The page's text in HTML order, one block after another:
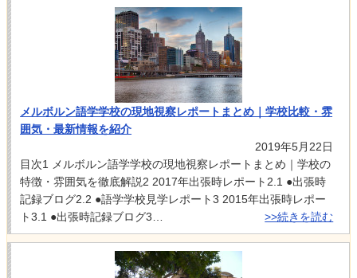
メルボルン語学学校の現地視察レポートまとめ｜学校比較・雰
囲気・最新情報を紹介
2019年5月22日
目次1 メルボルン語学学校の現地視察レポートまとめ｜学校の
特徴・雰囲気を徹底解説2 2017年出張時レポート2.1 ●出張時
記録ブログ2.2 ●語学学校見学レポート3 2015年出張時レポー
ト3.1 ●出張時記録ブログ3…
>>続きを読む